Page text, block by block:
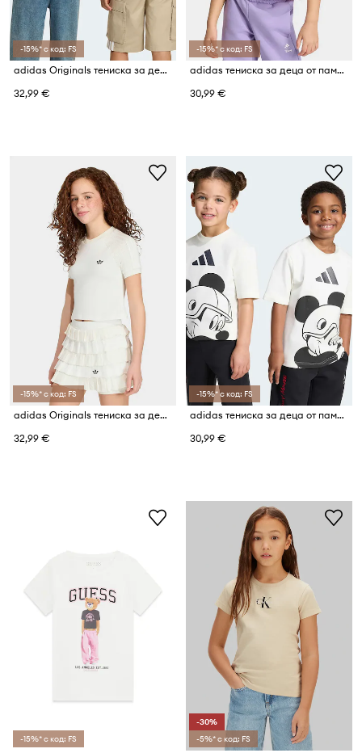
-15%* с код: FS
adidas Originals тениска за деца от памук
32,99 €
-15%* с код: FS
adidas тениска за деца от памук с еластан DISNEY MINNIE MOUSE
30,99 €
-15%* с код: FS
adidas Originals тениска за деца от памук с еластан
32,99 €
-15%* с код: FS
adidas тениска за деца от памук с еластан DISNEY MICKEY MOUSE
30,99 €
-15%* с код: FS
-30%
-5%* с код: FS